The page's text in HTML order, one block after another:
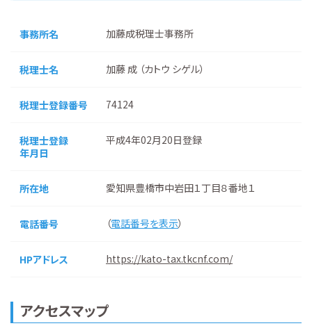
事務所名 加藤成税理士事務所
税理士名 加藤 成 （カトウ シゲル）
税理士登録番号 74124
税理士登録
年月日
平成4年02月20日登録
所在地 愛知県豊橋市中岩田１丁目８番地１
電話番号 （電話番号を表示）
HPアドレス https://kato-tax.tkcnf.com/
アクセスマップ